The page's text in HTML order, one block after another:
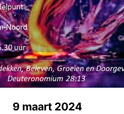
9 maart 2024